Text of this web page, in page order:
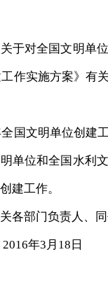
对全国文明单位
作实施方案》有
文明单位创建工
单位和全国水利
建工作。
部门负责人、同
年3月18日